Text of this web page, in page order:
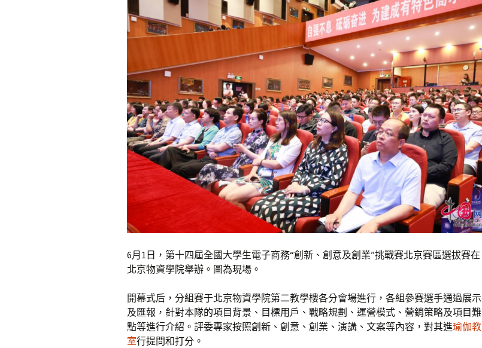
6月1日，第十四屆全國大學生電子商務“創新、創意及創業”挑戰賽北京賽區選拔賽在
北京物資學院舉辦。圖為現場。
開幕式后，分組賽于北京物資學院第二教學樓各分會場進行，各組參賽選手通過展示
及匯報，針對本隊的項目背景、目標用戶、戰略規劃、運營模式、營銷策略及項目難
點等進行介紹。評委專家按照創新、創意、創業、演講、文案等內容，對其進瑜伽教
室行提問和打分。